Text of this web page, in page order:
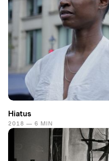
Hiatus
2018 — 6 MIN